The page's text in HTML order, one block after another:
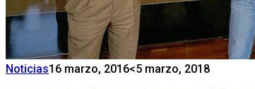
Noticias16 marzo, 2016<5 marzo, 2018